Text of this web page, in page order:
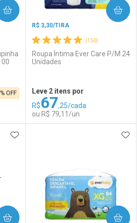
Comprar sem Desconto
Por R$ 105,38/cada
Comprar sem Desconto
Por R$ 105,38/cada
OFF
(150)
R$ 3,30/TIRA
Roupa Íntima Ever Care P/M 24
Unidades
Leve 2 itens por
R$67,25/cada
ou R$ 79,11/un
COMPRAR
ADICIONAR AOS FAVORITOS
COMPRAR